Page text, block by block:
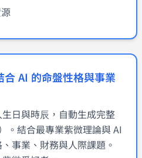
AI 的命盤性格與事業
日與時辰，自動生成完整
。結合最專業紫微理論與 AI
事業、財務與人際課題。